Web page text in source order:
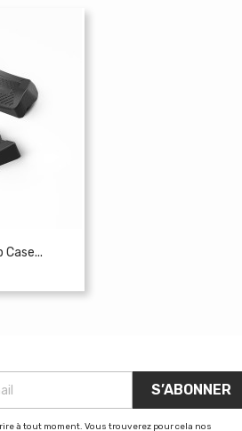
Case...
à tout moment. Vous trouverez pour cela nos